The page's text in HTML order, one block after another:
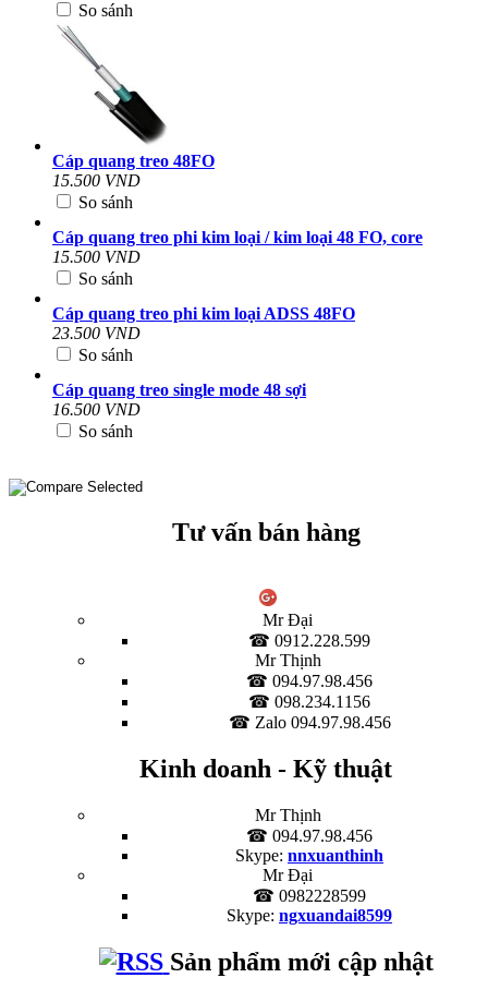
So sánh
Cáp quang treo 48FO
15.500 VND
So sánh
Cáp quang treo phi kim loại / kim loại 48 FO, core
15.500 VND
So sánh
Cáp quang treo phi kim loại ADSS 48FO
23.500 VND
So sánh
Cáp quang treo single mode 48 sợi
16.500 VND
So sánh
Tư vấn bán hàng
Mr Đại
☎ 0912.228.599
Mr Thịnh
☎ 094.97.98.456
☎ 098.234.1156
☎ Zalo 094.97.98.456
Kinh doanh - Kỹ thuật
Mr Thịnh
☎ 094.97.98.456
Skype: nnxuanthinh
Mr Đại
☎ 0982228599
Skype: ngxuandai8599
Sản phẩm mới cập nhật